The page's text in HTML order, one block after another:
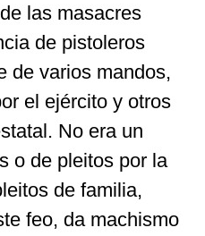
las masacres
de pistoleros
de varios mandos,
el ejército y otros
No era un
o de pleitos por la
de familia,
feo, da machismo